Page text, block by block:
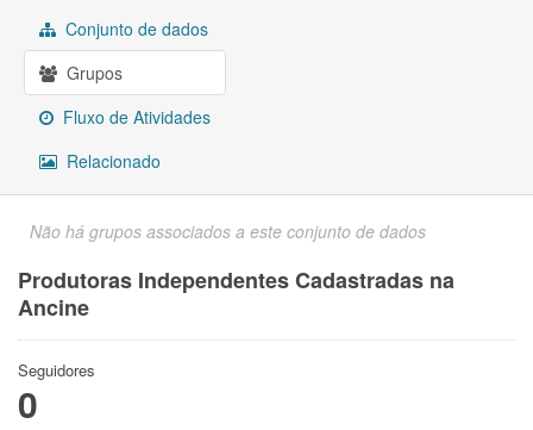
SOBRE
Conjunto de dados
Grupos
Fluxo de Atividades
Relacionado
Não há grupos associados a este conjunto de dados
Produtoras Independentes Cadastradas na
Ancine
Seguidores
0